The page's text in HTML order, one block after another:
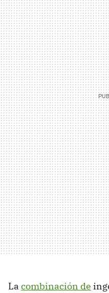
La combinación de